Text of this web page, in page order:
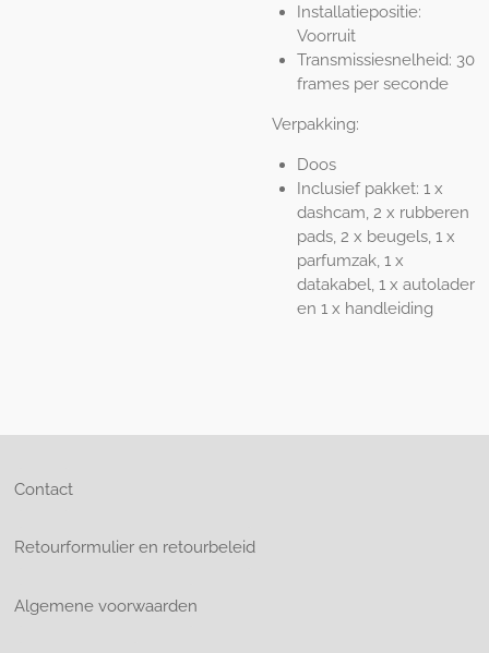
Installatiepositie:
Voorruit
Transmissiesnelheid: 30
frames per seconde
Verpakking:
Doos
Inclusief pakket: 1 x
dashcam, 2 x rubberen
pads, 2 x beugels, 1 x
parfumzak, 1 x
datakabel, 1 x autolader
en 1 x handleiding
Contact
Retourformulier en retourbeleid
Algemene voorwaarden